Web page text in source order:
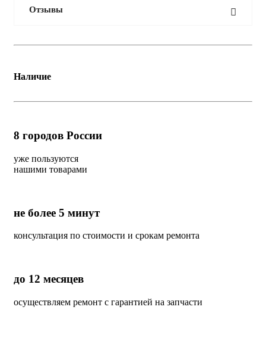
Отзывы
Наличие
8 городов России
уже пользуются
нашими товарами
не более 5 минут
консультация по стоимости и срокам ремонта
до 12 месяцев
осуществляем ремонт с гарантией на запчасти